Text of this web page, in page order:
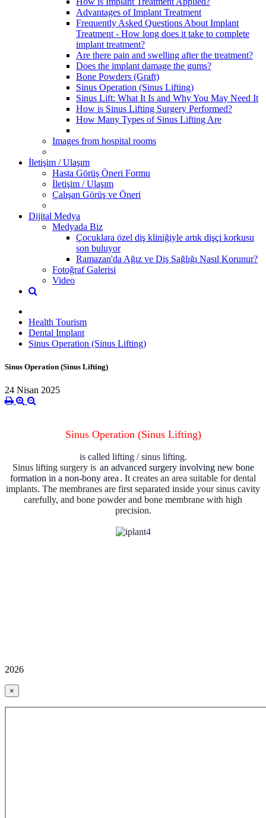
Advantages of Implant Treatment
Frequently Asked Questions About Implant
Treatment - How long does it take to complete
implant treatment?
Are there pain and swelling after the treatment?
Does the implant damage the gums?
Bone Powders (Graft)
Sinus Operation (Sinus Lifting)
Sinus Lift: What It Is and Why You May Need It
How is Sinus Lifting Surgery Performed?
How Many Types of Sinus Lifting Are
Images from hospital rooms
İletişim / Ulaşım
Hasta Görüş Öneri Formu
İletişim / Ulaşım
Çalışan Görüş ve Öneri
Dijital Medya
Medyada Biz
Çocuklara özel diş kliniğiyle artık dişçi korkusu
son buluyor
Ramazan'da Ağız ve Diş Sağlığı Nasıl Korunur?
Fotoğraf Galerisi
Video
Health Tourism
Dental Implant
Sinus Operation (Sinus Lifting)
Sinus Operation (Sinus Lifting)
24 Nisan 2025
Sinus Operation (Sinus Lifting)
is called lifting / sinus lifting.
Sinus lifting surgery is an advanced surgery involving new bone
formation in a non-bony area . It creates an area suitable for dental
implants. The membranes are first separated inside your sinus cavity
carefully, and bone powder and bone membrane with high
precision.
2026
×